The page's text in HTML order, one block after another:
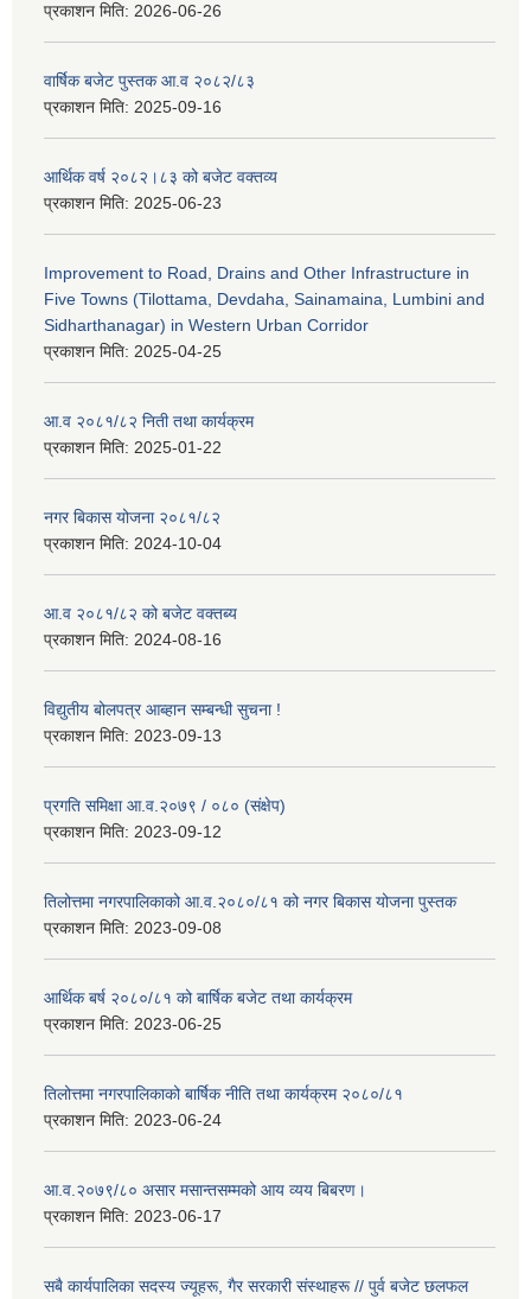
प्रकाशन मिति: 2026-06-26
वार्षिक बजेट पुस्तक आ.व २०८२/८३
प्रकाशन मिति: 2025-09-16
आर्थिक वर्ष २०८२।८३ को बजेट वक्तव्य
प्रकाशन मिति: 2025-06-23
Improvement to Road, Drains and Other Infrastructure in
Five Towns (Tilottama, Devdaha, Sainamaina, Lumbini and
Sidharthanagar) in Western Urban Corridor
प्रकाशन मिति: 2025-04-25
आ.व २०८१/८२ निती तथा कार्यक्रम
प्रकाशन मिति: 2025-01-22
नगर बिकास योजना २०८१/८२
प्रकाशन मिति: 2024-10-04
आ.व २०८१/८२ को बजेट वक्तब्य
प्रकाशन मिति: 2024-08-16
विद्युतीय बोलपत्र आब्हान सम्बन्धी सुचना !
प्रकाशन मिति: 2023-09-13
प्रगति समिक्षा आ.व.२०७९ / ०८० (संक्षेप)
प्रकाशन मिति: 2023-09-12
तिलोत्तमा नगरपालिकाको आ.व.२०८०/८१ को नगर बिकास योजना पुस्तक
प्रकाशन मिति: 2023-09-08
आर्थिक बर्ष २०८०/८१ को बार्षिक बजेट तथा कार्यक्रम
प्रकाशन मिति: 2023-06-25
तिलोत्तमा नगरपालिकाको बार्षिक नीति तथा कार्यक्रम २०८०/८१
प्रकाशन मिति: 2023-06-24
आ.व.२०७९/८० असार मसान्तसम्मको आय व्यय बिबरण।
प्रकाशन मिति: 2023-06-17
सबै कार्यपालिका सदस्य ज्यूहरू, गैर सरकारी संस्थाहरू // पुर्व बजेट छलफल